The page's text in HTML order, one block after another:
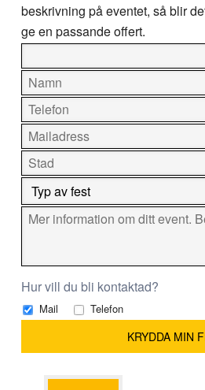
beskrivning på eventet, så blir
ge en passande offert.
Hur vill du bli kontaktad?
Mail Telefon